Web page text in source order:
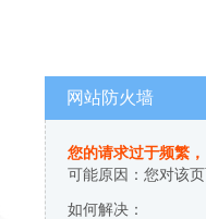
网站防火墙
您的请求过于频繁
可能原因：您对该
如何解决：